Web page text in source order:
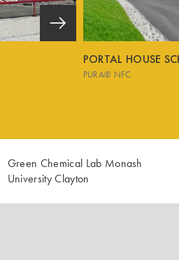
PORTAL HOUSE
PURA® NFC
Green Chemical Lab Monash
University Clayton